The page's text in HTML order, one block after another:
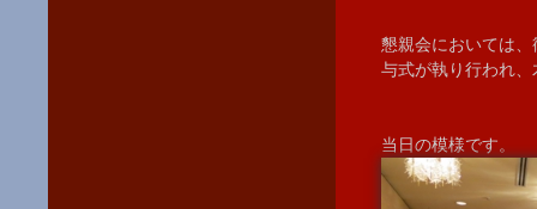
懇親会においては
与式が執り行われ
当日の模様です。